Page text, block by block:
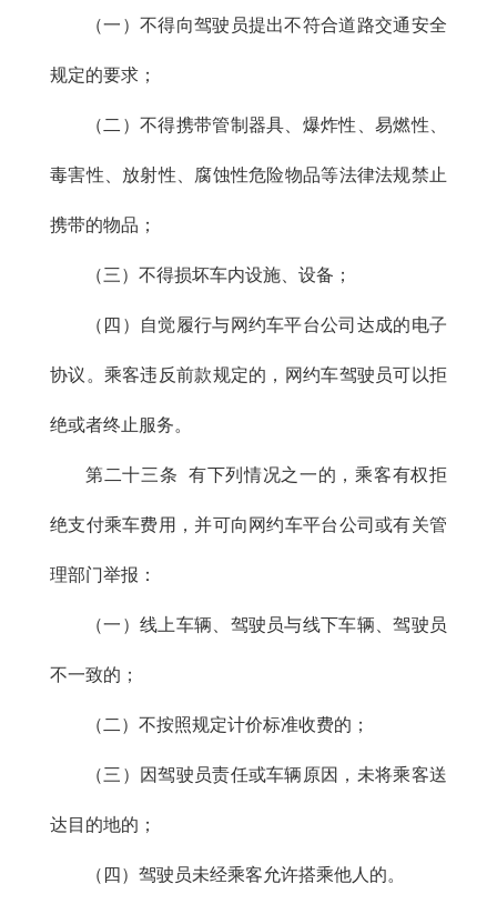
（一）不得向驾驶员提出不符合道路交通安全
规定的要求；
（二）不得携带管制器具、爆炸性、易燃性、
毒害性、放射性、腐蚀性危险物品等法律法规禁止
携带的物品；
（三）不得损坏车内设施、设备；
（四）自觉履行与网约车平台公司达成的电子
协议。乘客违反前款规定的，网约车驾驶员可以拒
绝或者终止服务。
第二十三条 有下列情况之一的，乘客有权拒
绝支付乘车费用，并可向网约车平台公司或有关管
理部门举报：
（一）线上车辆、驾驶员与线下车辆、驾驶员
不一致的；
（二）不按照规定计价标准收费的；
（三）因驾驶员责任或车辆原因，未将乘客送
达目的地的；
（四）驾驶员未经乘客允许搭乘他人的。